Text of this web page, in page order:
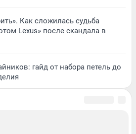
Как сложилась судьба
Lexus» после скандала в
гайд от набора петель до